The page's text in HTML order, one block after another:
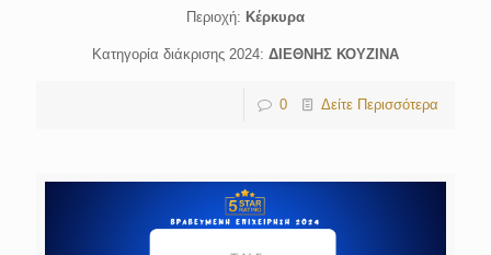
Περιοχή: Κέρκυρα
Κατηγορία διάκρισης 2024: ΔΙΕΘΝΗΣ ΚΟΥΖΙΝΑ
0 Δείτε Περισσότερα